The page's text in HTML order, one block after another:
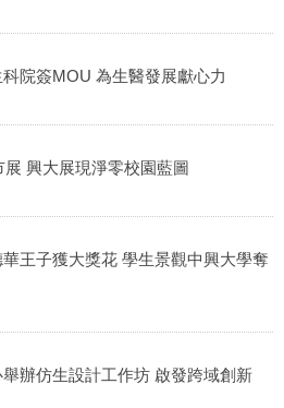
科院簽MOU 為生醫發展獻心力
展 興大展現淨零校園藍圖
華王子獲大獎花 學生景觀中興大學奪
舉辦仿生設計工作坊 啟發跨域創新